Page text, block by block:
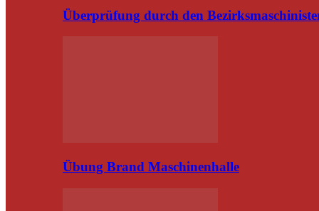
Überprüfung durch den
Übung Brand Maschinenhalle